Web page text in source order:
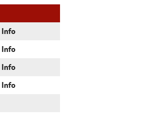
Info
Info
Info
Info